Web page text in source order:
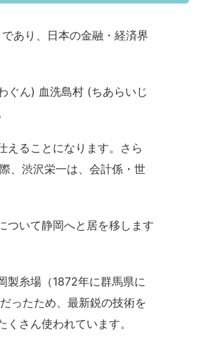
あり、日本の金融・経済界
ぐん) 血洗島村 (ちあらいじ
えることになります。さら
、渋沢栄一は、会計係・世
ついて静岡へと居を移します
製糸場（1872年に群馬県に
ったため、最新鋭の技術を
さん使われています。